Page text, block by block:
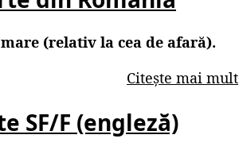
(relativ la cea de afară).
Citește mai mult
SF/F (engleză)